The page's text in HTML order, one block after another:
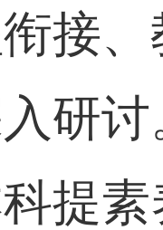
接
研
提